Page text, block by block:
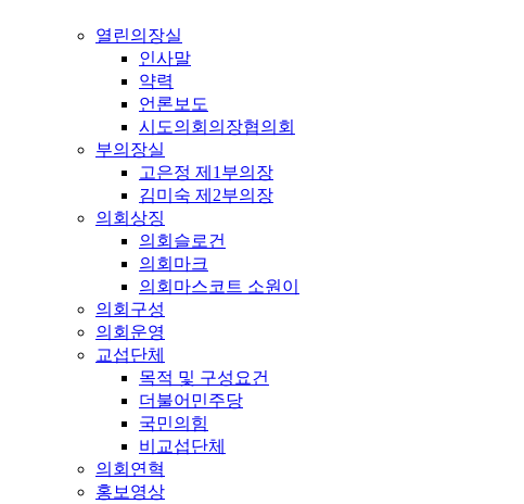
열린의장실
인사말
약력
언론보도
시도의회의장협의회
부의장실
고은정 제1부의장
김미숙 제2부의장
의회상징
의회슬로건
의회마크
의회마스코트 소원이
의회구성
의회운영
교섭단체
목적 및 구성요건
더불어민주당
국민의힘
비교섭단체
의회연혁
홍보영상